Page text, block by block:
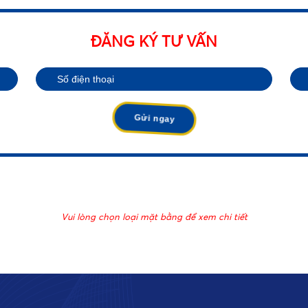
•
•
ĐĂNG KÝ TƯ VẤN
Vui lòng chọn loại mặt bằng để xem chi tiết